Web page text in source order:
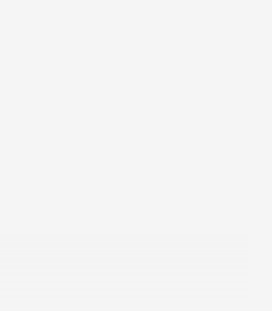
慮問題：
、中年失業、找不到容身
引，
方向，